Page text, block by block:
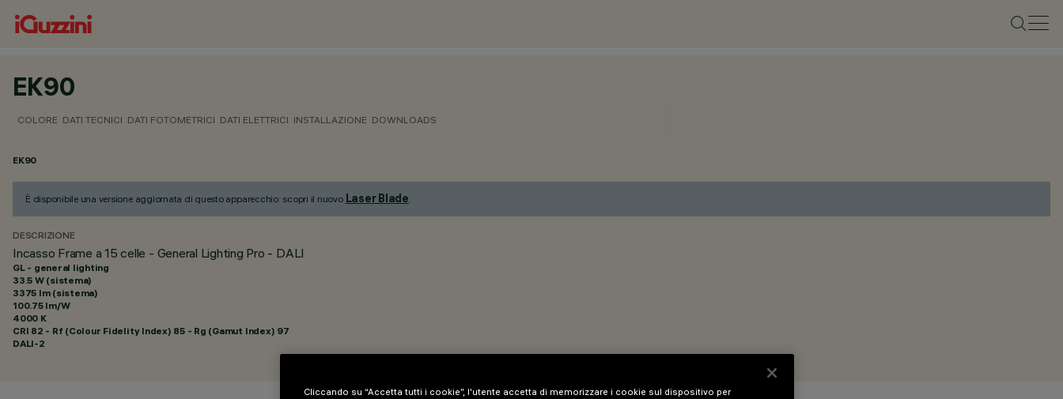
EK90
COLORE DATI TECNICI DATI FOTOMETRICI DATI ELETTRICI INSTALLAZIONE DOWNLOADS
EK90
È disponibile una versione aggiornata di questo apparecchio: scopri il nuovo Laser Blade.
DESCRIZIONE
Incasso Frame a 15 celle - General Lighting Pro - DALI
GL - general lighting
33.5 W (sistema)
3375 lm (sistema)
100.75 lm/W
4000 K
CRI 82 - Rf (Colour Fidelity Index) 85 - Rg (Gamut Index) 97
DALI-2
Cliccando su “Accetta tutti i cookie”, l'utente accetta di memorizzare i cookie sul dispositivo per